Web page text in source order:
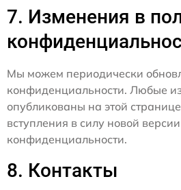
7. Изменения в
Мы можем периодически
конфиденциальности. Любые
опубликованы на этой
вступления в силу новой
конфиденциальности.
8. Контакты